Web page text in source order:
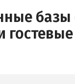
и отели базы